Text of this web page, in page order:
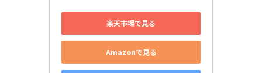
楽天市場で見る
Amazonで見る